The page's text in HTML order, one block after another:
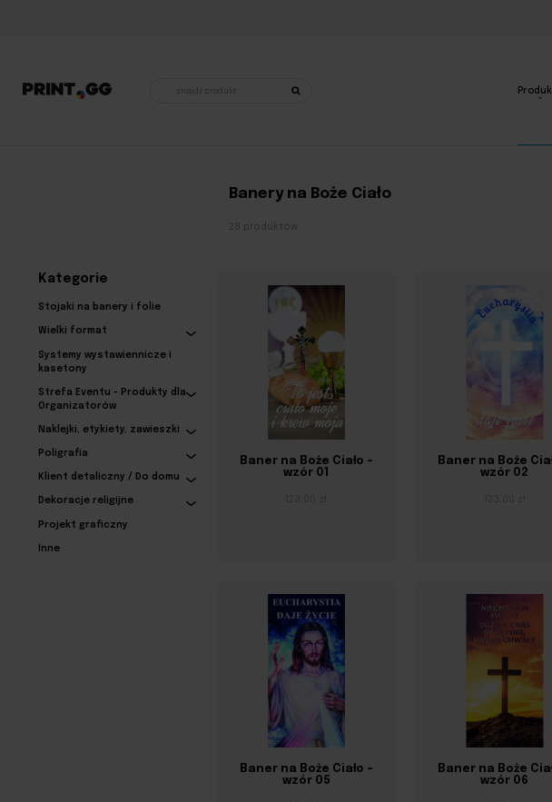
produktów
Banery na Boże Ciało
28 produktów
Kategorie
Stojaki na banery i folie
Wielki format
Systemy wystawiennicze i
kasetony
Strefa Eventu - Produkty dla
Organizatorów
Naklejki, etykiety, zawieszki
Poligrafia
Klient detaliczny / Do domu
Dekoracje religijne
Projekt graficzny
Inne
Baner na Boże Ciało –
wzór 01
Baner na Boże
wzór 02
Baner na Boże Ciało –
wzór 05
Baner na Boże
wzór 06